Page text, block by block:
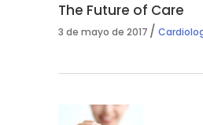
The Future of Care
3 de mayo de 2017